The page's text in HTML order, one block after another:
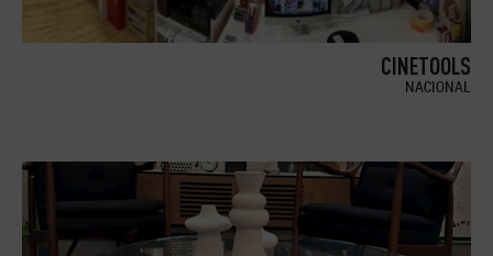
CINETOOLS
NACIONAL